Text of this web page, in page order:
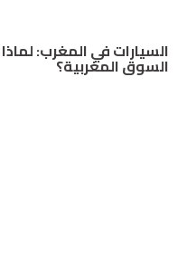
السيارات في المغرب:
السوق المغربية؟